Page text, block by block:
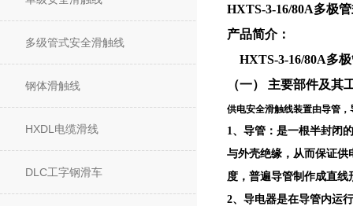
多级管式安全滑触线
钢体滑触线
HXDL电缆滑线
DLC工字钢滑车
HXTS-3-16/80A多极
产品简介：
HXTS-3-16/80A多
（一） 主要部件及其
供电安全滑触线装置由导管
1、导管：是一根半封闭
与外壳绝缘，从而保证供
度，普遍导管制作成直
2、导电器是在导管内运